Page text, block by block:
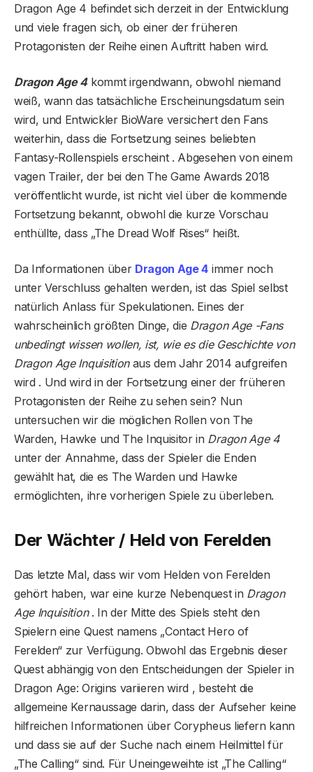
Dragon Age 4 befindet sich derzeit in der Entwicklung
und viele fragen sich, ob einer der früheren
Protagonisten der Reihe einen Auftritt haben wird.
Dragon Age 4kommt irgendwann, obwohl niemand
weiß, wann das tatsächliche Erscheinungsdatum sein
wird, und Entwickler BioWare versichert den Fans
weiterhin, dass die Fortsetzung seines beliebten
Fantasy-Rollenspiels erscheint . Abgesehen von einem
vagen Trailer, der bei den The Game Awards 2018
veröffentlicht wurde, ist nicht viel über die kommende
Fortsetzung bekannt, obwohl die kurze Vorschau
enthüllte, dass „The Dread Wolf Rises“ heißt.
Da Informationen über Dragon Age 4 immer noch
unter Verschluss gehalten werden, ist das Spiel selbst
natürlich Anlass für Spekulationen. Eines der
wahrscheinlich größten Dinge, die Dragon Age -Fans
unbedingt wissen wollen, ist, wie es die Geschichte von
Dragon Age Inquisitionaus dem Jahr 2014 aufgreifen
wird . Und wird in der Fortsetzung einer der früheren
Protagonisten der Reihe zu sehen sein? Nun
untersuchen wir die möglichen Rollen von The
Warden, Hawke und The Inquisitor in Dragon Age 4
unter der Annahme, dass der Spieler die Enden
gewählt hat, die es The Warden und Hawke
ermöglichten, ihre vorherigen Spiele zu überleben.
Der Wächter / Held von Ferelden
Das letzte Mal, dass wir vom Helden von Ferelden
gehört haben, war eine kurze Nebenquest in Dragon
Age Inquisition. In der Mitte des Spiels steht den
Spielern eine Quest namens „Contact Hero of
Ferelden“ zur Verfügung. Obwohl das Ergebnis dieser
Quest abhängig von den Entscheidungen der Spieler in
Dragon Age: Origins variieren wird , besteht die
allgemeine Kernaussage darin, dass der Aufseher keine
hilfreichen Informationen über Corypheus liefern kann
und dass sie auf der Suche nach einem Heilmittel für
„The Calling“ sind. Für Uneingeweihte ist „The Calling“